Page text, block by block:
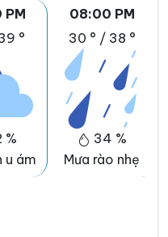
°
%
u ám
08:00 PM
30 ° / 38 °
34 %
Mưa rào nhẹ